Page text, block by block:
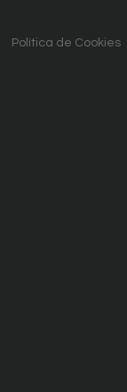
Política de Cookies